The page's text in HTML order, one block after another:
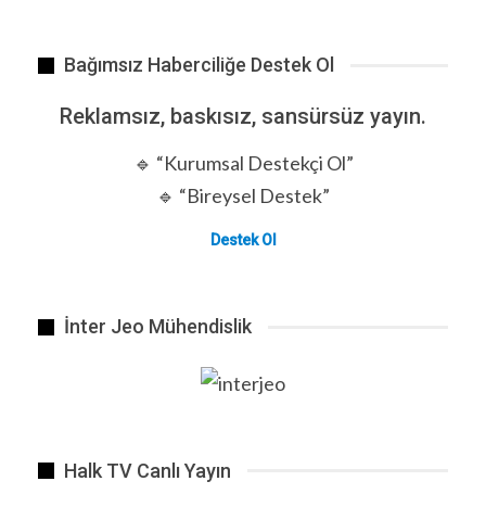
Bağımsız Haberciliğe Destek Ol
Reklamsız, baskısız, sansürsüz yayın.
🔹 “Kurumsal Destekçi Ol”
🔹 “Bireysel Destek”
Destek Ol
İnter Jeo Mühendislik
Halk TV Canlı Yayın